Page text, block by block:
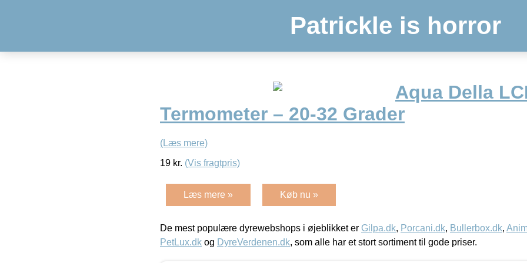
Patrickle is horror
Aqua Della
Termometer – 20-32 Grader
(Læs mere)
19 kr. (Vis fragtpris)
Læs mere » Køb nu »
De mest populære dyrewebshops i øjeblikket er Gilpa.dk, Porcani.dk, Bullerbox.dk,
PetLux.dk og DyreVerdenen.dk, som alle har et stort sortiment til gode priser.